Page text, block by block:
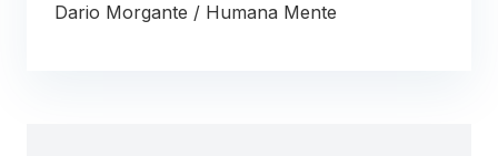
Dario Morgante / Humana Mente